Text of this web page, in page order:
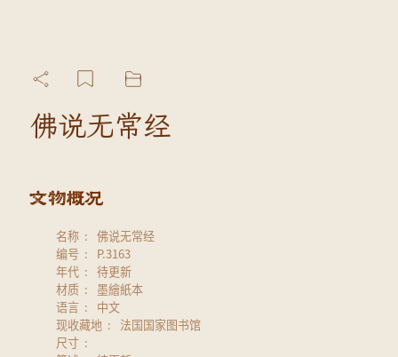
佛说无常经
名称
佛说无常经
编号
P.3163
年代
待更新
材质
墨繪紙本
语言
中文
现收藏地
法国国家图书馆
尺寸